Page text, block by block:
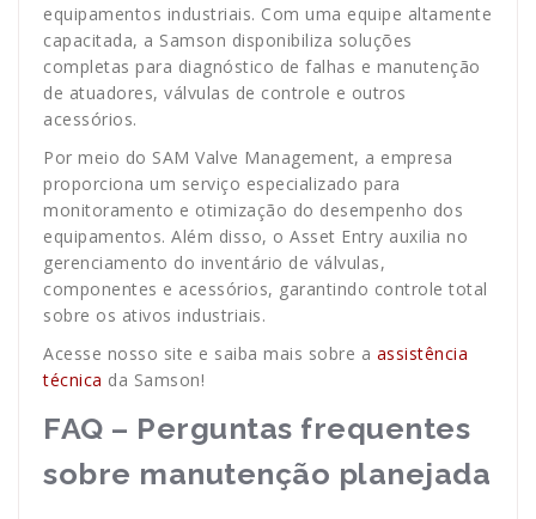
equipamentos industriais. Com uma equipe altamente
capacitada, a Samson disponibiliza soluções
completas para diagnóstico de falhas e manutenção
de atuadores, válvulas de controle e outros
acessórios.
Por meio do SAM Valve Management, a empresa
proporciona um serviço especializado para
monitoramento e otimização do desempenho dos
equipamentos. Além disso, o Asset Entry auxilia no
gerenciamento do inventário de válvulas,
componentes e acessórios, garantindo controle total
sobre os ativos industriais.
Acesse nosso site e saiba mais sobre a assistência
técnica da Samson!
FAQ – Perguntas frequentes
sobre manutenção planejada